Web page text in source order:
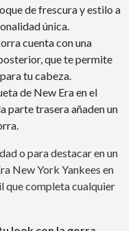
de frescura y estilo a
única.
cuenta con una
que te permite
tu cabeza.
de New Era en el
parte trasera añaden un
o para destacar en un
New York Yankees en
que completa cualquier